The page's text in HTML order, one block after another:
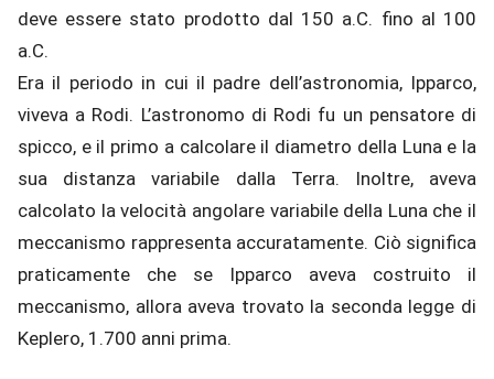
deve essere stato prodotto dal 150 a.C. fino al 100
a.C.
Era il periodo in cui il padre dell’astronomia, Ipparco,
viveva a Rodi. L’astronomo di Rodi fu un pensatore di
spicco, e il primo a calcolare il diametro della Luna e la
sua distanza variabile dalla Terra. Inoltre, aveva
calcolato la velocità angolare variabile della Luna che il
meccanismo rappresenta accuratamente. Ciò significa
praticamente che se Ipparco aveva costruito il
meccanismo, allora aveva trovato la seconda legge di
Keplero, 1.700 anni prima.